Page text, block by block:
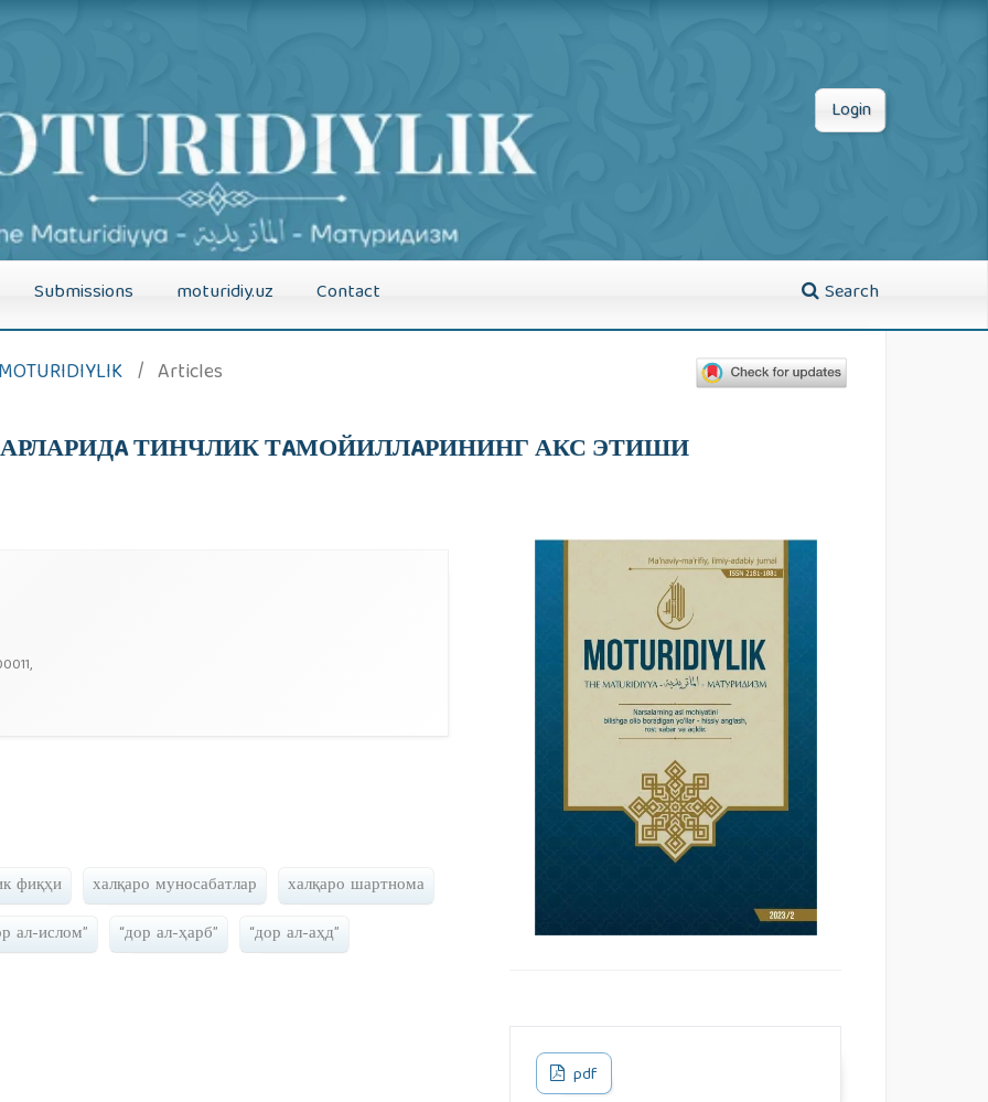
Submissions moturidiy.uz Contact Search
Login
/ Articles
ТИНЧЛИК ТAМОЙИЛЛAРИНИНГ АКС ЭТИШИ
фиқҳи халқаро муносабатлар
халқаро шартнома
ал-ислом” “дор ал-ҳарб”
“дор ал-аҳд”
pdf